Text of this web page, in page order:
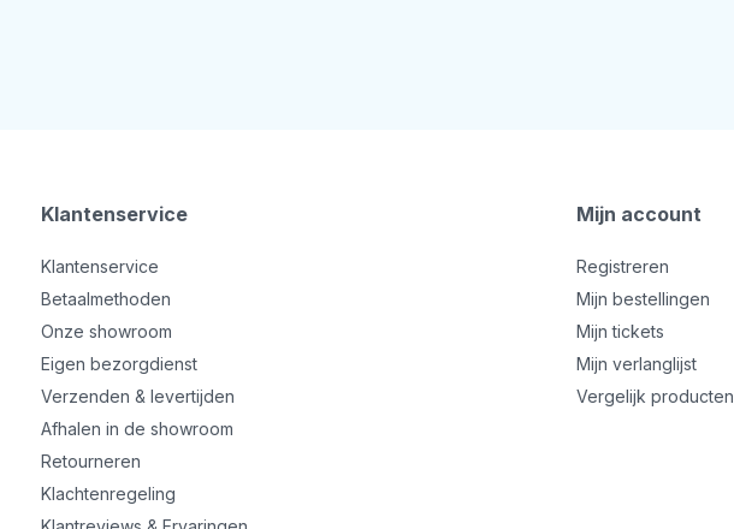
Klantenservice
Klantenservice
Betaalmethoden
Onze showroom
Eigen bezorgdienst
Verzenden & levertijden
Afhalen in de showroom
Retourneren
Klachtenregeling
Mijn account
Registreren
Mijn bestellingen
Mijn tickets
Mijn verlanglijst
Vergelijk producten